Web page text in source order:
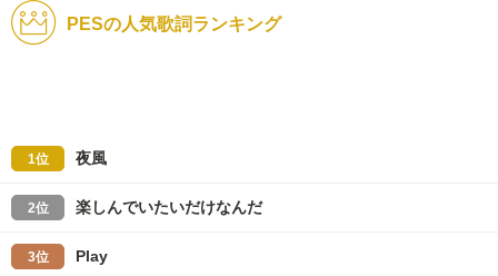
PESの人気歌詞ランキング
1位 夜風
2位 楽しんでいたいだけなんだ
3位 Play